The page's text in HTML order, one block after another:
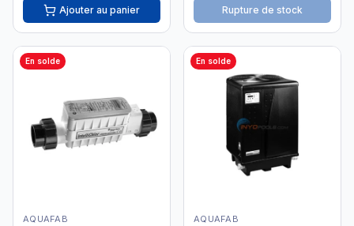
Ajouter au panier Rupture de stock
En solde
AQUAFAB
En solde
AQUAFAB